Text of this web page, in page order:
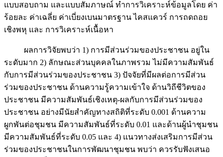
แบบสอบถาม และแบบสัมภาษณ์ ทำการวิเคราะห์ข้อมูลโดย ค่า
ร้อยละ ค่าเฉลี่ย ค่าเบี่ยงเบนมาตรฐาน ไคสแควร์ การถดถอย
เชิงพหุ และ การวิเคราะห์เนื้อหา
ผลการวิจัยพบว่า 1) การมีส่วนร่วมของประชาชน อยู่ใน
ระดับมาก 2) ลักษณะส่วนบุคคลในภาพรวม ไม่มีความสัมพันธ์
กับการมีส่วนร่วมของประชาชน 3) ปัจจัยที่มีผลต่อการมีส่วน
ร่วมของประชาชน ด้านความรู้ความเข้าใจ ด้านวิถีชีวิตของ
ประชาชน มีความสัมพันธ์เชิงเหตุ-ผลกับการมีส่วนร่วมของ
ประชาชน อย่างมีนัยสำคัญทางสถิติที่ระดับ 0.001 ด้านความ
ผูกพันต่อชุมชน มีความสัมพันธ์ที่ระดับ 0.01 และด้านผู้นำชุมชน
มีความสัมพันธ์ที่ระดับ 0.05 และ 4) แนวทางส่งเสริมการมีส่วน
ร่วมของประชาชนในการพัฒนาชุมชน พบว่า ควรรับฟังเสนอ